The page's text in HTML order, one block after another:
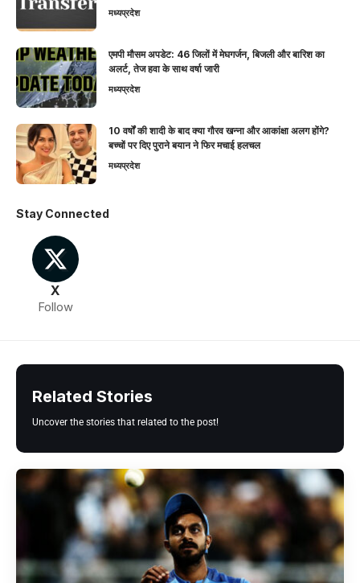
मध्यप्रदेश
एमपी मौसम अपडेट: 46 जिलों में मेघगर्जन, बिजली और बारिश का
अलर्ट, तेज हवा के साथ वर्षा जारी
मध्यप्रदेश
10 वर्षों की शादी के बाद क्या गौरव खन्ना और आकांक्षा अलग होंगे?
बच्चों पर दिए पुराने बयान ने फिर मचाई हलचल
मध्यप्रदेश
Stay Connected
X
Follow
Related Stories
Uncover the stories that related to the post!